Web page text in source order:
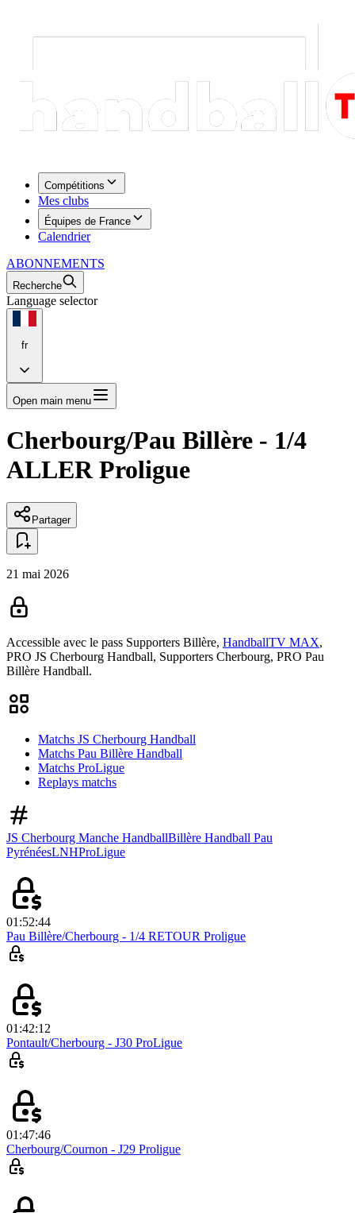
Compétitions
Mes clubs
Équipes de France
Calendrier
ABONNEMENTS
Recherche
Language selector
fr
Open main menu
Cherbourg/Pau Billère - 1/4
ALLER Proligue
Partager
21 mai 2026
Accessible avec le pass Supporters Billère, HandballTV MAX,
PRO JS Cherbourg Handball, Supporters Cherbourg, PRO Pau
Billère Handball.
Matchs JS Cherbourg Handball
Matchs Pau Billère Handball
Matchs ProLigue
Replays matchs
JS Cherbourg Manche HandballBillère Handball Pau
PyrénéesLNHProLigue
01:52:44
Pau Billère/Cherbourg - 1/4 RETOUR Proligue
01:42:12
Pontault/Cherbourg - J30 ProLigue
01:47:46
Cherbourg/Cournon - J29 Proligue